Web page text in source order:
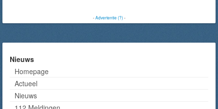
-Advertentie (?)-
Nieuws
Homepage
Actueel
Nieuws